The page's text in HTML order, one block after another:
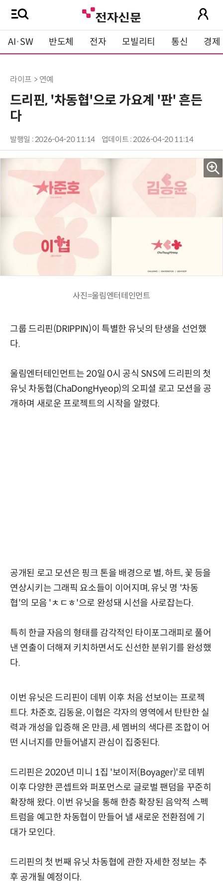
AI·SW 반도체 전자 모빌리티 통신 경제
라이프 > 연예
드리핀, '차동협'으로 가요계 '판' 흔든
다
발행일 : 2026-04-20 11:14 업데이트 : 2026-04-20 11:14
사진=울림엔터테인먼트
그룹 드리핀(DRIPPIN)이 특별한 유닛의 탄생을 선언했
다.
울림엔터테인먼트는 20일 0시 공식 SNS에 드리핀의 첫
유닛 차동협(ChaDongHyeop)의 오피셜 로고 모션을 공
개하며 새로운 프로젝트의 시작을 알렸다.
공개된 로고 모션은 핑크 톤을 배경으로 별, 하트, 꽃 등을
연상시키는 그래픽 요소들이 이어지며, 유닛 명 '차동
협'의 모음 'ㅊㄷㅎ'으로 완성돼 시선을 사로잡는다.
특히 한글 자음의 형태를 감각적인 타이포그래피로 풀어
낸 연출이 더해져 키치하면서도 신선한 분위기를 완성했
다.
이번 유닛은 드리핀이 데뷔 이후 처음 선보이는 프로젝
트다. 차준호, 김동윤, 이협은 각자의 영역에서 탄탄한 실
력과 개성을 입증해 온 만큼, 세 멤버의 색다른 조합이 어
떤 시너지를 만들어낼지 관심이 집중된다.
드리핀은 2020년 미니 1집 '보이저(Boyager)'로 데뷔
이후 다양한 콘셉트와 퍼포먼스로 글로벌 팬덤을 꾸준히
확장해 왔다. 이번 유닛을 통해 한층 확장된 음악적 스펙
트럼을 예고한 차동협이 만들어 낼 새로운 전환점에 기
대가 모인다.
드리핀의 첫 번째 유닛 차동협에 관한 자세한 정보는 추
후 공개될 예정이다.